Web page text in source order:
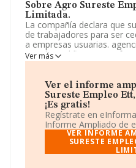
Sobre Agro Sureste
Limitada.
La compañía declara que
de trabajadores para ser
a empresas usuarias.
para la cualificacion
normativa específica de
actividades de las empre.
como Sociedad Limitada.
CNAE corresponde a
trabajo temporal', cuyo
actividad de importación y/
Según las cifras existentes
INFORMA, el número de
Ver más
Ver el informe
Sureste Empleo
¡Es gratis!
Regístrate en
Informe Ampliado de
VER INFORME
SURESTE